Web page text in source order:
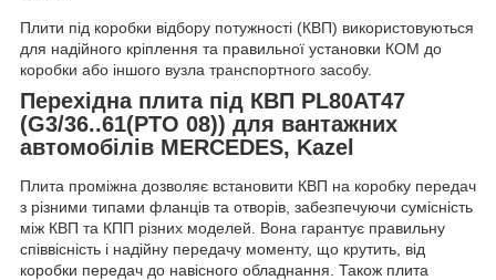
Плити під коробки відбору потужності (КВП) використовуються
для надійного кріплення та правильної установки КОМ до
коробки або іншого вузла транспортного засобу.
Перехідна плита під КВП PL80AT47
(G3/36..61(PTO 08)) для вантажних
автомобілів MERCEDES, Kazel
Плита проміжна дозволяє встановити КВП на коробку передач
з різними типами фланців та отворів, забезпечуючи сумісність
між КВП та КПП різних моделей. Вона гарантує правильну
співвісність і надійну передачу моменту, що крутить, від
коробки передач до навісного обладнання. Також плита